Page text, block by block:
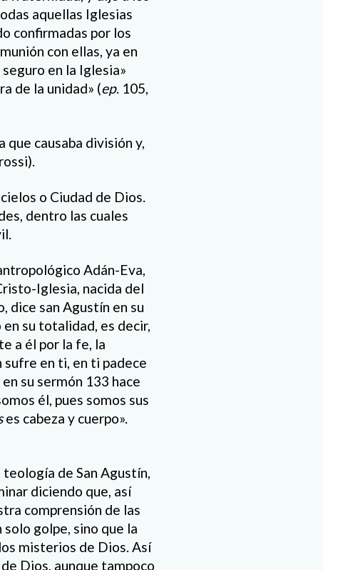
aquellas Iglesias
confirmadas por los
con ellas, ya en
en la Iglesia»
de la unidad» (ep. 105,
causaba división y,
o Ciudad de Dios.
dentro las cuales
Adán-Eva,
Iglesia, nacida del
dice san Agustín en su
su totalidad, es decir,
a él por la fe, la
sufre en ti, en ti padece
su sermón 133 hace
él, pues somos sus
es cabeza y cuerpo».
de San Agustín,
diciendo que, así
comprensión de las
golpe, sino que la
misterios de Dios. Así
Dios, aunque tampoco